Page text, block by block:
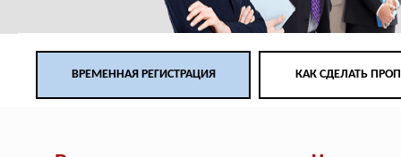
ВРЕМЕННАЯ РЕГИСТРАЦИЯ КАК СДЕЛАТЬ